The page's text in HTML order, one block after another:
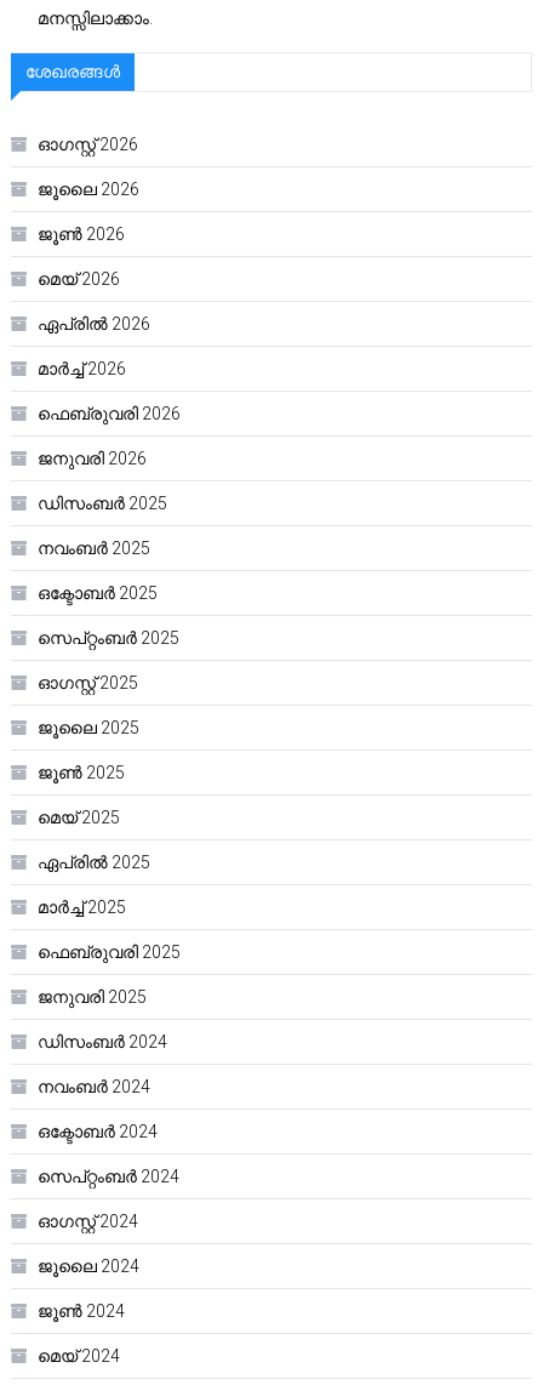
മനസ്സിലാക്കാം.
ശേഖരങ്ങൾ
ഓഗസ്റ്റ്‌ 2026
ജൂലൈ 2026
ജൂൺ 2026
മെയ്‌ 2026
ഏപ്രിൽ 2026
മാർച്ച്‌ 2026
ഫെബ്രുവരി 2026
ജനുവരി 2026
ഡിസംബർ 2025
നവംബർ 2025
ഒക്ടോബർ 2025
സെപ്റ്റംബർ 2025
ഓഗസ്റ്റ്‌ 2025
ജൂലൈ 2025
ജൂൺ 2025
മെയ്‌ 2025
ഏപ്രിൽ 2025
മാർച്ച്‌ 2025
ഫെബ്രുവരി 2025
ജനുവരി 2025
ഡിസംബർ 2024
നവംബർ 2024
ഒക്ടോബർ 2024
സെപ്റ്റംബർ 2024
ഓഗസ്റ്റ്‌ 2024
ജൂലൈ 2024
ജൂൺ 2024
മെയ്‌ 2024